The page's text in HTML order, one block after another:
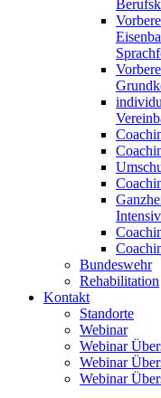
Bundeswehr
Rehabilitation
Kontakt
Standorte
Webinar
Webinar
Webinar
Webinar